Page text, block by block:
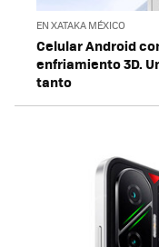
EN XATAKA MÉXICO
Celular Android
enfriamiento 3D.
tanto